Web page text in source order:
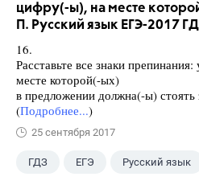
цифру(-ы), на месте
П. Русский язык ЕГЭ-2017
16.
Расставьте все знаки
месте которой(-ых)
в предложении должна(-ы) стоять
(Подробнее...)
25 сентября 2017
ГДЗ ЕГЭ Русский язык